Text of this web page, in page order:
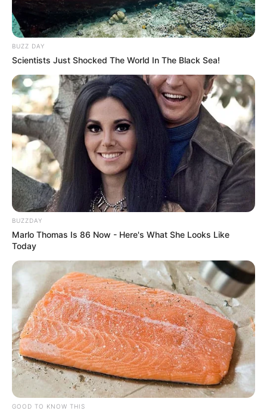
BUZZ DAY
Scientists Just Shocked The World In The Black Sea!
BUZZDAY
Marlo Thomas Is 86 Now - Here's What She Looks Like
Today
GOOD TO KNOW THIS